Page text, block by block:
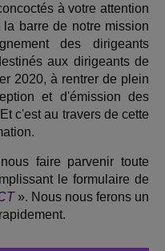
à votre attention
barre de notre mission
des dirigeants
aux dirigeants de
2020, à rentrer de plein
et d'émission des
c'est au travers de cette
faire parvenir toute
le formulaire de
». Nous nous ferons un